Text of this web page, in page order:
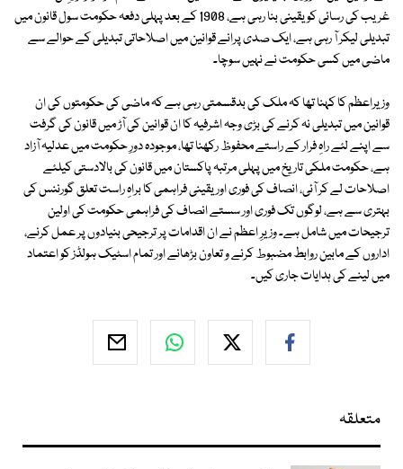
غریب کی رسائی کو یقینی بنا رہی ہے، 1908 کے بعد پہلی دفعہ حکومت سول قانون میں
تبدیلی لیکر آ رہی ہے، ایک صدی پرانے قوانین میں اصلاحاتی تبدیلی کے حوالے سے
ماضی میں کسی حکومت نے نہیں سوچا۔
وزیراعظم کا کہنا تھا کہ ملک کی بدقسمتی رہی ہے کہ ماضی کی حکومتوں کی ان
قوانین میں تبدیلی نہ کرنے کی بڑی وجہ اشرفیہ کا ان قوانین کی آڑ میں قانون کی گرفت
سے اپنے لئے راہِ فرار کے راستے محفوظ رکھنا تھا، موجودہ دورِ حکومت میں عدلیہ آزاد
ہے، حکومت ملکی تاریخ میں پہلی مرتبہ پاکستان میں قانون کی بالادستی کیلئے
اصلاحات لے کر آئی، انصاف کی فوری اور یقینی فراہمی کا براہِ راست تعلق گورننس کی
بہتری سے ہے، لوگوں تک فوری اور سستے انصاف کی فراہمی حکومت کی اولین
ترجیحات میں شامل ہے۔ وزیرِ اعظم نے ان اقدامات پر ترجیحی بنیادوں پر عمل کرنے،
اداروں کے مابین روابط مضبوط کرنے و تعاون بڑھانے اور تمام اسٹیک ہولڈز کو اعتماد
میں لینے کی ہدایات جاری کیں۔
متعلقہ